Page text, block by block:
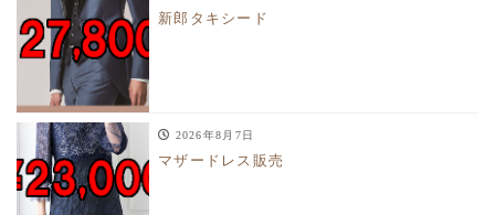
新郎タキシード
2026年8月7日
マザードレス販売